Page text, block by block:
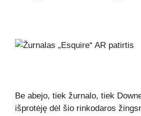
Be abejo, tiek žurnalo, tiek
išprotėję dėl šio rinkodaros